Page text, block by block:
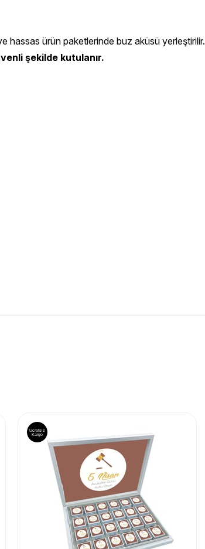
hassas ürün paketlerinde buz aküsü yerleştirilir.
şekilde kutulanır.
Ücretsiz
Kargo